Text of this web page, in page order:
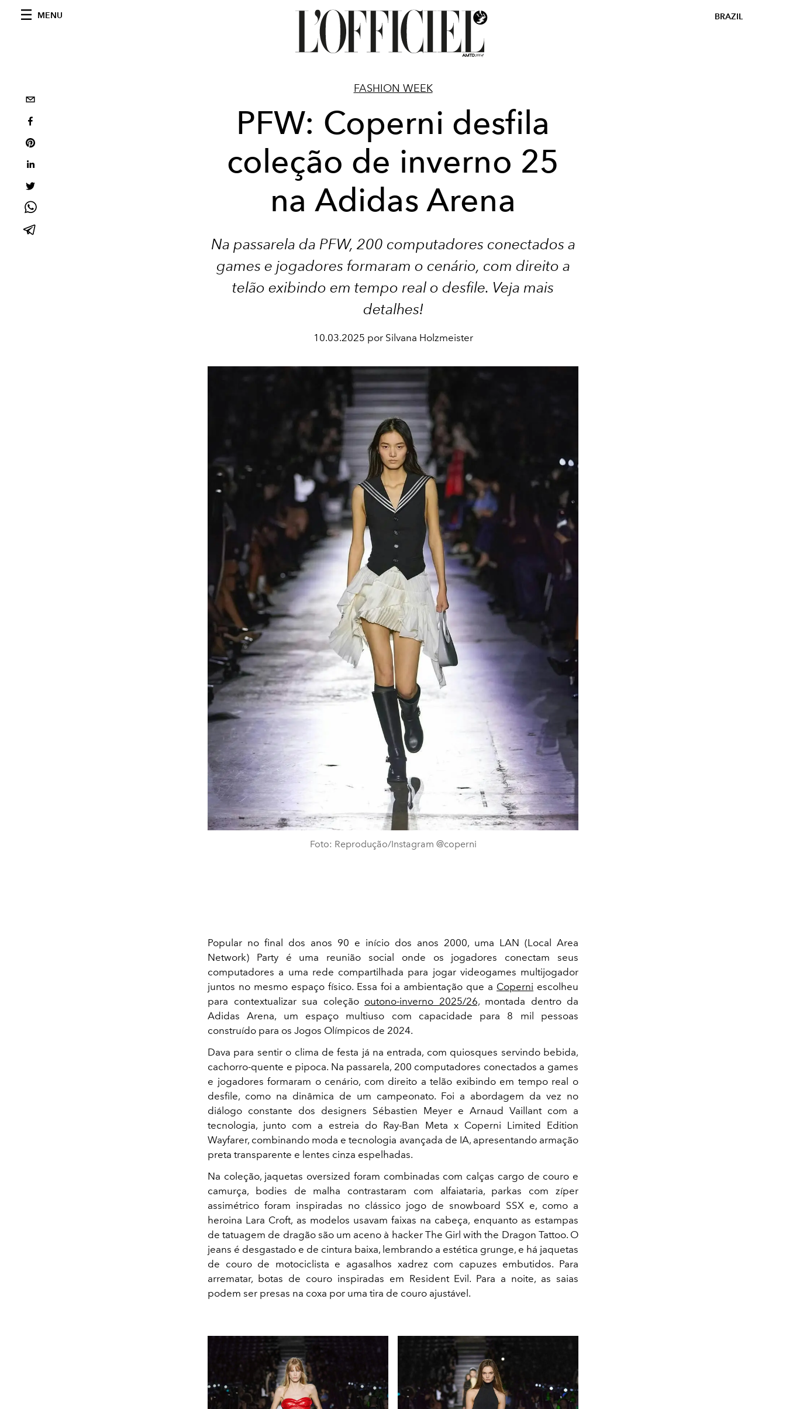
MENU BRAZIL
FASHION WEEK
PFW: Coperni desfila
coleção de inverno 25
na Adidas Arena
Na passarela da PFW, 200 computadores conectados a
games e jogadores formaram o cenário, com direito a
telão exibindo em tempo real o desfile. Veja mais
detalhes!
10.03.2025 por Silvana Holzmeister
Foto: Reprodução/Instagram @coperni
Popular no final dos anos 90 e início dos anos 2000, uma LAN (Local Area
Network) Party é uma reunião social onde os jogadores conectam seus
computadores a uma rede compartilhada para jogar videogames multijogador
juntos no mesmo espaço físico. Essa foi a ambientação que a Coperni escolheu
para contextualizar sua coleção outono-inverno 2025/26,montada dentro da
Adidas Arena, um espaço multiuso com capacidade para 8 mil pessoas
construído para os Jogos Olímpicos de 2024.
Dava para sentir o clima de festa já na entrada, com quiosques servindo bebida,
cachorro-quente e pipoca. Na passarela, 200 computadores conectados a games
e jogadores formaram o cenário, com direito a telão exibindo em tempo real o
desfile, como na dinâmica de um campeonato. Foi a abordagem da vez no
diálogo constante dos designers Sébastien Meyer e Arnaud Vaillant com a
tecnologia, junto com a estreia do Ray-Ban Meta x Coperni Limited Edition
Wayfarer, combinando moda e tecnologia avançada de IA, apresentando armação
preta transparente e lentes cinza espelhadas.
Na coleção, jaquetas oversized foram combinadas com calças cargo de couro e
camurça, bodies de malha contrastaram com alfaiataria, parkas com zíper
assimétrico foram inspiradas no clássico jogo de snowboard SSX e, como a
heroina Lara Croft, as modelos usavam faixas na cabeça, enquanto as estampas
de tatuagem de dragão são um aceno à hacker The Girl with the Dragon Tattoo. O
jeans é desgastado e de cintura baixa, lembrando a estética grunge, e há jaquetas
de couro de motociclista e agasalhos xadrez com capuzes embutidos. Para
arrematar, botas de couro inspiradas em Resident Evil. Para a noite, as saias
podem ser presas na coxa por uma tira de couro ajustável.